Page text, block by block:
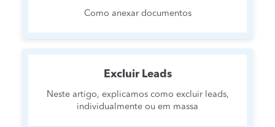
Como anexar documentos
Excluir Leads
Neste artigo, explicamos como excluir leads,
individualmente ou em massa